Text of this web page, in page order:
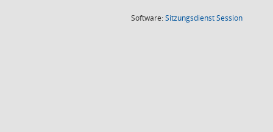
Software:SitzungsdienstSession(Wird in